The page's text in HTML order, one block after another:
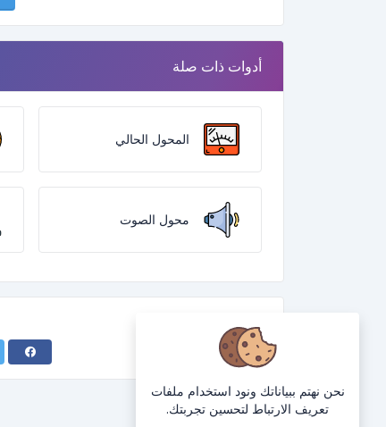
أدوات ذات صلة
المحول الحالي
محول الصوت
نحن نهتم ببياناتك ونود استخدام ملفات
تعريف الارتباط لتحسين تجربتك.